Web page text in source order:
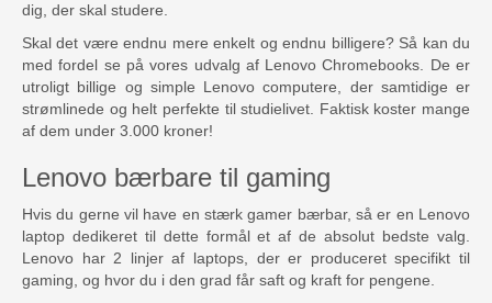
dig, der skal studere.
Skal det være endnu mere enkelt og endnu billigere? Så kan du
med fordel se på vores udvalg af Lenovo Chromebooks. De er
utroligt billige og simple Lenovo computere, der samtidige er
strømlinede og helt perfekte til studielivet. Faktisk koster mange
af dem under 3.000 kroner!
Lenovo bærbare til gaming
Hvis du gerne vil have en stærk gamer bærbar, så er en Lenovo
laptop dedikeret til dette formål et af de absolut bedste valg.
Lenovo har 2 linjer af laptops, der er produceret specifikt til
gaming, og hvor du i den grad får saft og kraft for pengene.